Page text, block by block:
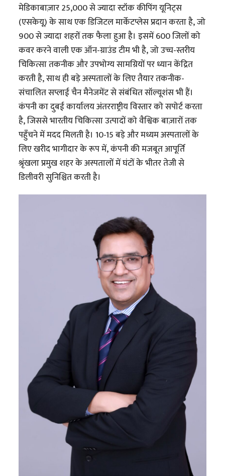
मेडिकाबाज़ार 25,000 से ज्यादा स्टॉक कीपिंग यूनिट्स
(एसकेयू) के साथ एक डिजिटल मार्केटप्लेस प्रदान करता है, जो
900 से ज्यादा शहरों तक फैला हुआ है। इसमें 600 जिलों को
कवर करने वाली एक ऑन-ग्राउंड टीम भी है, जो उच्च-स्तरीय
चिकित्सा तकनीक और उपभोग्य सामग्रियों पर ध्यान केंद्रित
करती है, साथ ही बड़े अस्पतालों के लिए तैयार तकनीक-
संचालित सप्लाई चैन मैनेजमेंट से संबंधित सॉल्यूशंस भी हैं।
कंपनी का दुबई कार्यालय अंतरराष्ट्रीय विस्तार को सपोर्ट करता
है, जिससे भारतीय चिकित्सा उत्पादों को वैश्विक बाज़ारों तक
पहुँचने में मदद मिलती है। 10-15 बड़े और मध्यम अस्पतालों के
लिए खरीद भागीदार के रूप में, कंपनी की मजबूत आपूर्ति
श्रृंखला प्रमुख शहर के अस्पतालों में घंटों के भीतर तेजी से
डिलीवरी सुनिश्चित करती है।